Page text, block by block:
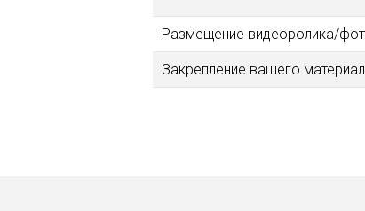
Размещение видеоролика/
Закрепление вашего